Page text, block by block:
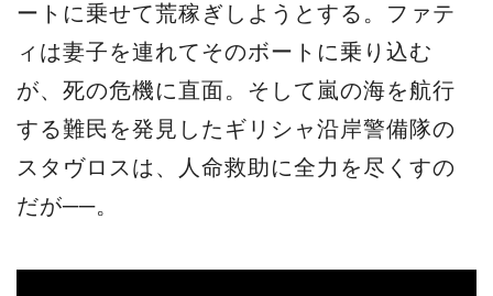
ートに乗せて荒稼ぎしようとする。ファテ
ィは妻子を連れてそのボートに乗り込む
が、死の危機に直面。そして嵐の海を航行
する難民を発見したギリシャ沿岸警備隊の
スタヴロスは、人命救助に全力を尽くすの
だが──。